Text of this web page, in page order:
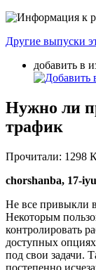
Другие выпуски
добавить в
Нужно ли
трафик
Прочитали: 1298
chorshanba, 17-
Не все привыкли
Некоторым
контролировать
доступных
под свои задачи.
постепенно